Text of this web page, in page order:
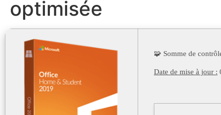
optimisée
🧩 Somme de
Date de mise à jour :